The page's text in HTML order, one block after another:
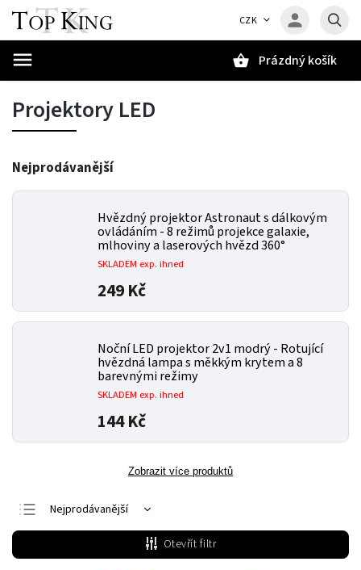
CZK
Prázdný košík
Projektory LED
Nejprodávanější
Hvězdný projektor Astronaut s dálkovým
ovládáním - 8 režimů projekce galaxie,
mlhoviny a laserových hvězd 360°
SKLADEM exp. ihned
249 Kč
Noční LED projektor 2v1 modrý - Rotující
hvězdná lampa s měkkým krytem a 8
barevnými režimy
SKLADEM exp. ihned
144 Kč
Zobrazit více produktů
Nejprodávanější
Nejlevnější
Nejdražší
Otevřít filtr